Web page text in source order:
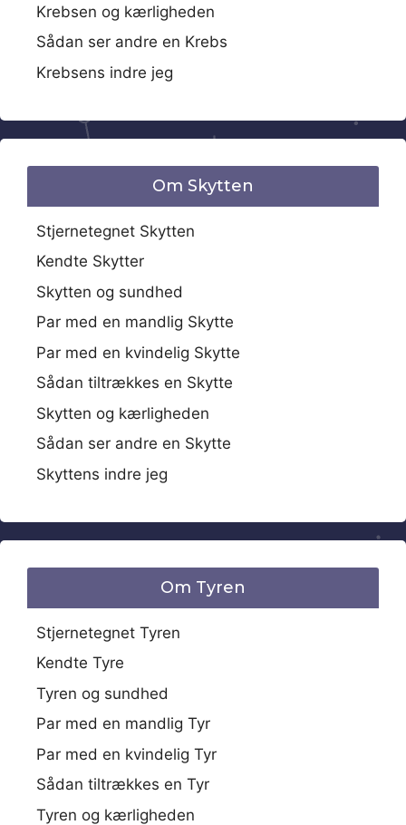
Krebsen og kærligheden
Sådan ser andre en Krebs
Krebsens indre jeg
Om Skytten
Stjernetegnet Skytten
Kendte Skytter
Skytten og sundhed
Par med en mandlig Skytte
Par med en kvindelig Skytte
Sådan tiltrækkes en Skytte
Skytten og kærligheden
Sådan ser andre en Skytte
Skyttens indre jeg
Om Tyren
Stjernetegnet Tyren
Kendte Tyre
Tyren og sundhed
Par med en mandlig Tyr
Par med en kvindelig Tyr
Sådan tiltrækkes en Tyr
Tyren og kærligheden